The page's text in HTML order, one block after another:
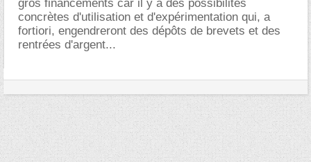
gros financements car il y a des possibilités
concrètes d'utilisation et d'expérimentation qui, a
fortiori, engendreront des dépôts de brevets et des
rentrées d'argent...